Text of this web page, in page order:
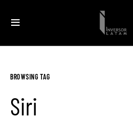
BROWSING TAG
Siri